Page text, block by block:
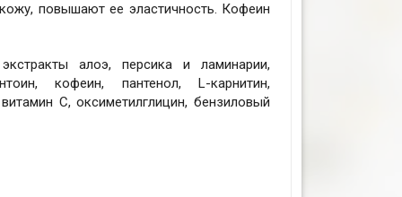
повышают ее эластичность. Кофеин
алоэ, персика и ламинарии,
кофеин, пантенол, L-карнитин,
С, оксиметилглицин, бензиловый